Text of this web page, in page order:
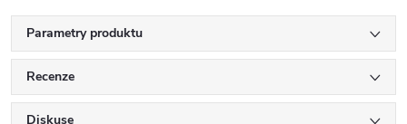
Parametry produktu
Recenze
Diskuse